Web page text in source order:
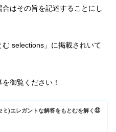
はその旨を記述することにし
selections」に掲載されいて
御覧ください！
ミ)エレガントな解答をもとむを解く㉓